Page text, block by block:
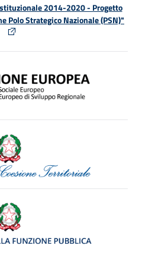
2014-2020 - Progetto
Polo Strategico Nazionale (PSN)"